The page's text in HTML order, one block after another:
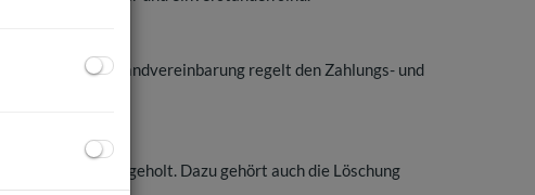
Die Treuhandvereinbarung regelt den Zahlungs- und
werden eingeholt. Dazu gehört auch die Löschung